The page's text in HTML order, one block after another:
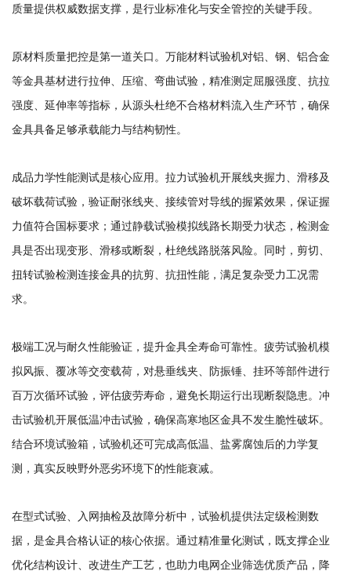
质量提供权威数据支撑，是行业标准化与安全管控的关键手段。
原材料质量把控是第一道关口。万能材料试验机对铝、钢、铝合金
等金具基材进行拉伸、压缩、弯曲试验，精准测定屈服强度、抗拉
强度、延伸率等指标，从源头杜绝不合格材料流入生产环节，确保
金具具备足够承载能力与结构韧性。
成品力学性能测试是核心应用。拉力试验机开展线夹握力、滑移及
破坏载荷试验，验证耐张线夹、接续管对导线的握紧效果，保证握
力值符合国标要求；通过静载试验模拟线路长期受力状态，检测金
具是否出现变形、滑移或断裂，杜绝线路脱落风险。同时，剪切、
扭转试验检测连接金具的抗剪、抗扭性能，满足复杂受力工况需
求。
极端工况与耐久性能验证，提升金具全寿命可靠性。疲劳试验机模
拟风振、覆冰等交变载荷，对悬垂线夹、防振锤、挂环等部件进行
百万次循环试验，评估疲劳寿命，避免长期运行出现断裂隐患。冲
击试验机开展低温冲击试验，确保高寒地区金具不发生脆性破坏。
结合环境试验箱，试验机还可完成高低温、盐雾腐蚀后的力学复
测，真实反映野外恶劣环境下的性能衰减。
在型式试验、入网抽检及故障分析中，试验机提供法定级检测数
据，是金具合格认证的核心依据。通过精准量化测试，既支撑企业
优化结构设计、改进生产工艺，也助力电网企业筛选优质产品，降